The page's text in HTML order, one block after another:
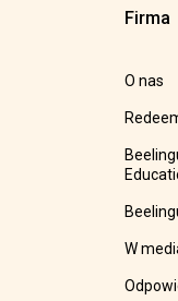
Firma
O nas
W